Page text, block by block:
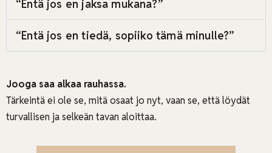
“Entä jos en jaksa mukana?”
“Entä jos en tiedä, sopiiko tämä minulle?”
Jooga saa alkaa rauhassa.
Tärkeintä ei ole se, mitä osaat jo nyt, vaan se, että löydät
turvallisen ja selkeän tavan aloittaa.